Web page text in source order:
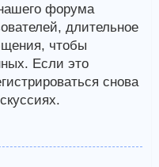
форума
длительное
чтобы
Если это
снова